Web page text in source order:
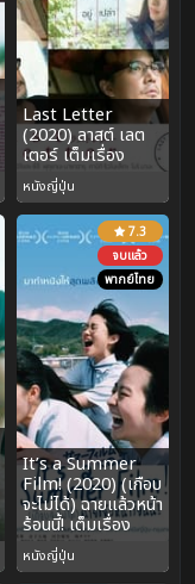
Last Letter
(2020) ลาสต์ เลต
เตอร์ เต็มเรื่อง
หนังญี่ปุ่น
7.3
จบแล้ว
พากย์ไทย
It’s a Summer
Film! (2020) (เกือบ
จะไม่ได้) ฉายแล้วหน้า
ร้อนนี้! เต็มเรื่อง
หนังญี่ปุ่น